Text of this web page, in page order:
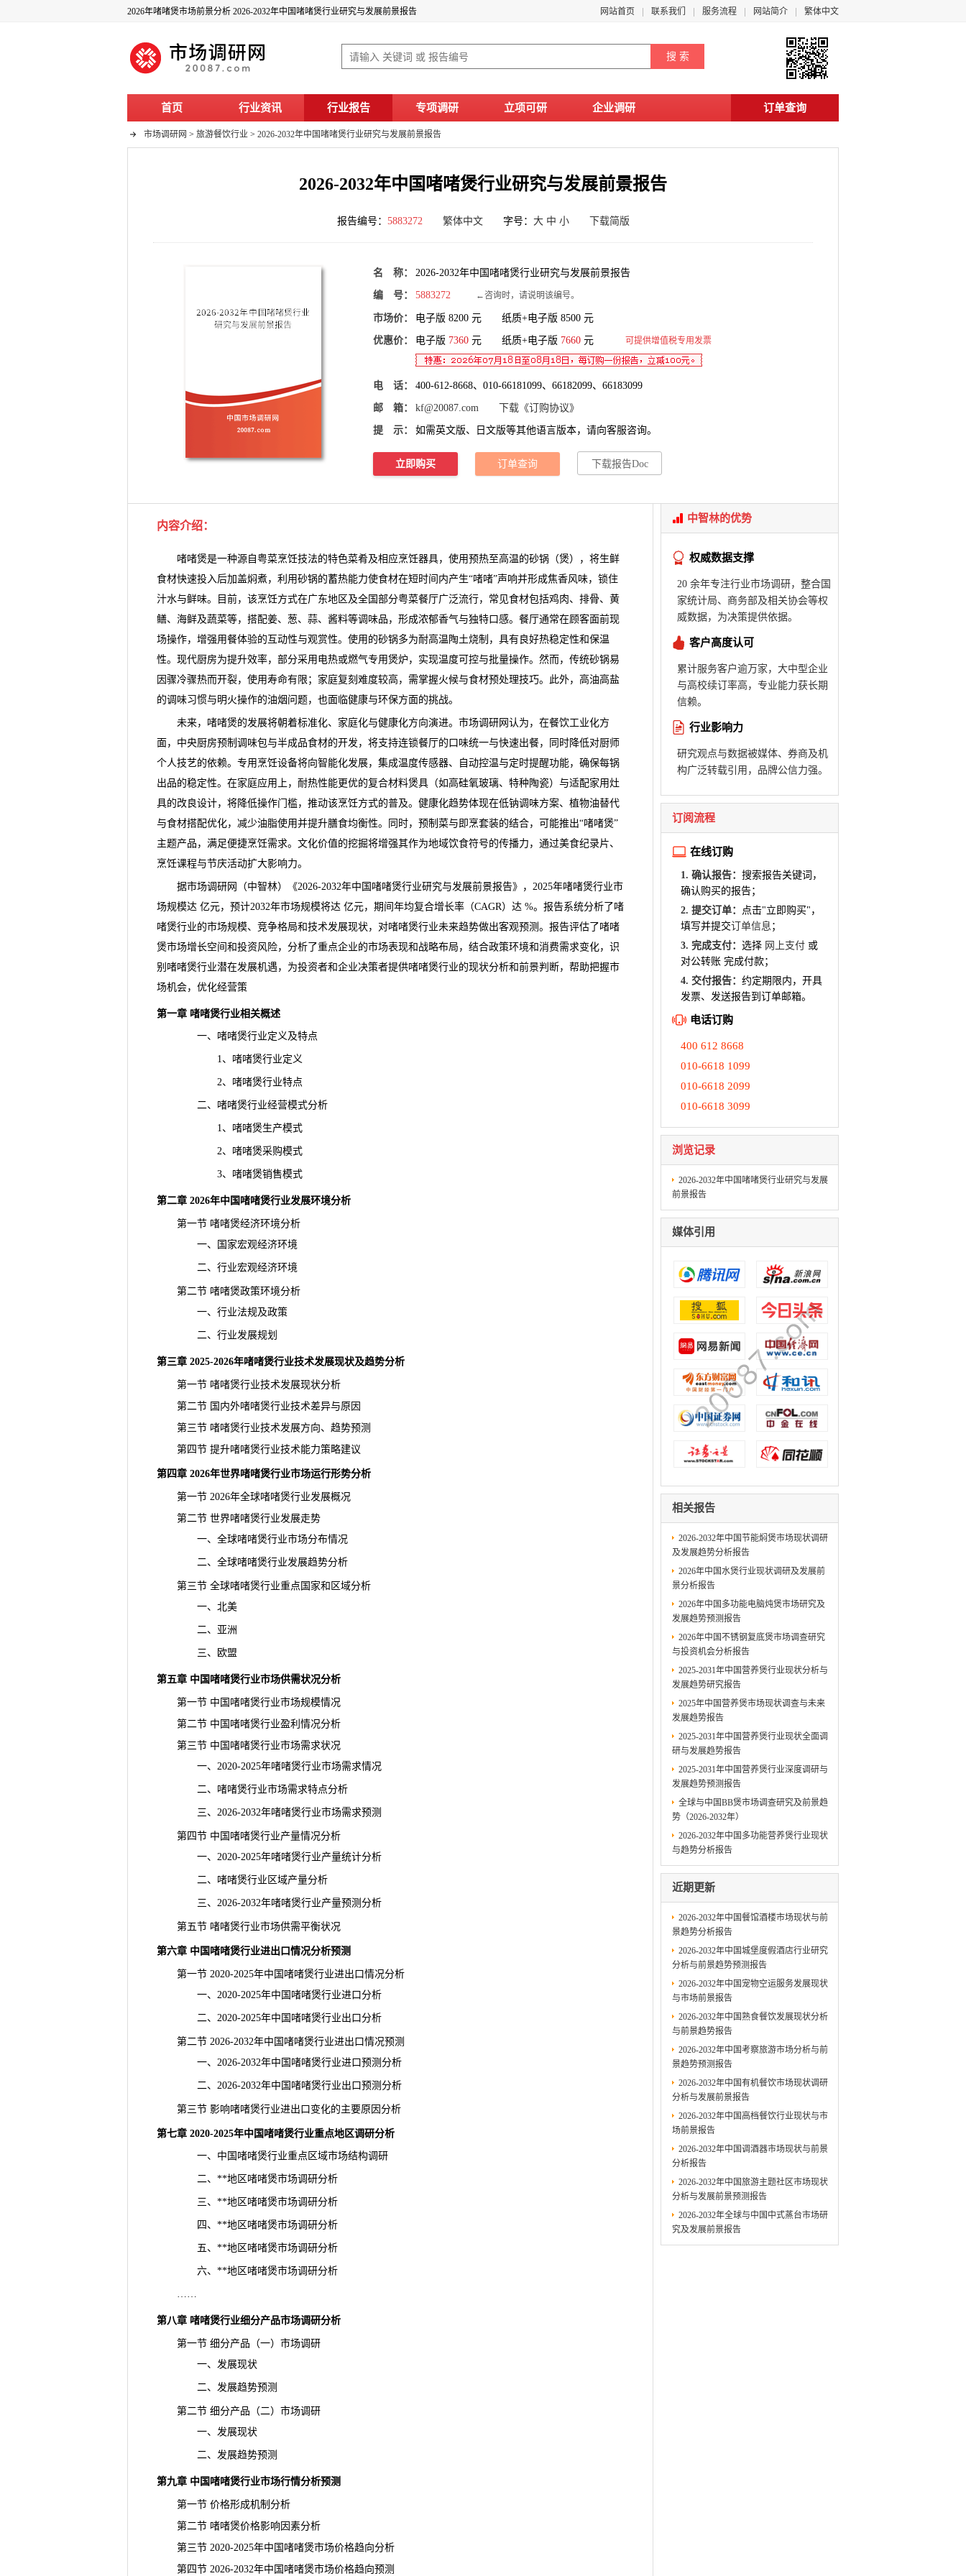
2026年啫啫煲市场前景分析 2026-2032年中国啫啫煲行业研究与发展前景报告 网站首页 联系我们 服务流程 网站简介 繁体中文
首页 行业资讯 行业报告 专项调研 立项可研 企业调研 订单查询
市场调研网 > 旅游餐饮行业 > 2026-2032年中国啫啫煲行业研究与发展前景报告
2026-2032年中国啫啫煲行业研究与发展前景报告
报告编号： 5883272 繁体中文字号： 大 中 小 下载简版
名 称： 2026-2032年中国啫啫煲行业研究与发展前景报告
编 号： 5883272 ←咨询时，请说明该编号。
市场价： 电子版 8200 元 纸质+电子版 8500 元
优惠价： 电子版 7360 元 纸质+电子版 7660 元 可提供增值税专用发票
电 话： 400-612-8668、010-66181099、66182099、66183099
邮 箱： kf@20087.com 下载《订购协议》
提 示： 如需英文版、日文版等其他语言版本，请向客服咨询。
立即购买 订单查询 下载报告Doc
内容介绍：
啫啫煲是一种源自粤菜烹饪技法的特色菜肴及相应烹饪器具，使用预热至高温的砂锅（煲），将生鲜
食材快速投入后加盖焖煮，利用砂锅的蓄热能力使食材在短时间内产生“啫啫”声响并形成焦香风味，锁住
汁水与鲜味。目前，该烹饪方式在广东地区及全国部分粤菜餐厅广泛流行，常见食材包括鸡肉、排骨、黄
鳝、海鲜及蔬菜等，搭配姜、葱、蒜、酱料等调味品，形成浓郁香气与独特口感。餐厅通常在顾客面前现
场操作，增强用餐体验的互动性与观赏性。使用的砂锅多为耐高温陶土烧制，具有良好热稳定性和保温
性。现代厨房为提升效率，部分采用电热或燃气专用煲炉，实现温度可控与批量操作。然而，传统砂锅易
因骤冷骤热而开裂，使用寿命有限；家庭复刻难度较高，需掌握火候与食材预处理技巧。此外，高油高盐
的调味习惯与明火操作的油烟问题，也面临健康与环保方面的挑战。
未来，啫啫煲的发展将朝着标准化、家庭化与健康化方向演进。 市场调研网 认为，在餐饮工业化方
面，中央厨房预制调味包与半成品食材的开发，将支持连锁餐厅的口味统一与快速出餐，同时降低对厨师
个人技艺的依赖。专用烹饪设备将向智能化发展，集成温度传感器、自动控温与定时提醒功能，确保每锅
出品的稳定性。在家庭应用上，耐热性能更优的复合材料煲具（如高硅氧玻璃、特种陶瓷）与适配家用灶
具的改良设计，将降低操作门槛，推动该烹饪方式的普及。健康化趋势体现在低钠调味方案、植物油替代
与食材搭配优化，减少油脂使用并提升膳食均衡性。同时，预制菜与即烹套装的结合，可能推出“啫啫煲”
主题产品，满足便捷烹饪需求。文化价值的挖掘将增强其作为地域饮食符号的传播力，通过美食纪录片、
烹饪课程与节庆活动扩大影响力。
据市场调研网（中智林）《2026-2032年中国啫啫煲行业研究与发展前景报告》，2025年啫啫煲行业市
场规模达 亿元，预计2032年市场规模将达 亿元，期间年均复合增长率（CAGR）达 %。报告系统分析了啫
啫煲行业的市场规模、竞争格局和技术发展现状，对啫啫煲行业未来趋势做出客观预测。报告评估了啫啫
煲市场增长空间和投资风险，分析了重点企业的市场表现和战略布局，结合政策环境和消费需求变化，识
别啫啫煲行业潜在发展机遇，为投资者和企业决策者提供啫啫煲行业的现状分析和前景判断，帮助把握市
场机会，优化经营策
第一章 啫啫煲行业相关概述
一、啫啫煲行业定义及特点
1、啫啫煲行业定义
2、啫啫煲行业特点
二、啫啫煲行业经营模式分析
1、啫啫煲生产模式
2、啫啫煲采购模式
3、啫啫煲销售模式
第二章 2026年中国啫啫煲行业发展环境分析
第一节 啫啫煲经济环境分析
一、国家宏观经济环境
二、行业宏观经济环境
第二节 啫啫煲政策环境分析
一、行业法规及政策
二、行业发展规划
第三章 2025-2026年啫啫煲行业技术发展现状及趋势分析
第一节 啫啫煲行业技术发展现状分析
第二节 国内外啫啫煲行业技术差异与原因
第三节 啫啫煲行业技术发展方向、趋势预测
第四节 提升啫啫煲行业技术能力策略建议
第四章 2026年世界啫啫煲行业市场运行形势分析
第一节 2026年全球啫啫煲行业发展概况
第二节 世界啫啫煲行业发展走势
一、全球啫啫煲行业市场分布情况
二、全球啫啫煲行业发展趋势分析
第三节 全球啫啫煲行业重点国家和区域分析
一、北美
二、亚洲
三、欧盟
第五章 中国啫啫煲行业市场供需状况分析
第一节 中国啫啫煲行业市场规模情况
第二节 中国啫啫煲行业盈利情况分析
第三节 中国啫啫煲行业市场需求状况
一、2020-2025年啫啫煲行业市场需求情况
二、啫啫煲行业市场需求特点分析
三、2026-2032年啫啫煲行业市场需求预测
第四节 中国啫啫煲行业产量情况分析
一、2020-2025年啫啫煲行业产量统计分析
二、啫啫煲行业区域产量分析
三、2026-2032年啫啫煲行业产量预测分析
第五节 啫啫煲行业市场供需平衡状况
第六章 中国啫啫煲行业进出口情况分析预测
第一节 2020-2025年中国啫啫煲行业进出口情况分析
一、2020-2025年中国啫啫煲行业进口分析
二、2020-2025年中国啫啫煲行业出口分析
第二节 2026-2032年中国啫啫煲行业进出口情况预测
一、2026-2032年中国啫啫煲行业进口预测分析
二、2026-2032年中国啫啫煲行业出口预测分析
第三节 影响啫啫煲行业进出口变化的主要原因分析
第七章 2020-2025年中国啫啫煲行业重点地区调研分析
一、中国啫啫煲行业重点区域市场结构调研
二、**地区啫啫煲市场调研分析
三、**地区啫啫煲市场调研分析
四、**地区啫啫煲市场调研分析
五、**地区啫啫煲市场调研分析
六、**地区啫啫煲市场调研分析
……
第八章 啫啫煲行业细分产品市场调研分析
第一节 细分产品（一）市场调研
一、发展现状
二、发展趋势预测
第二节 细分产品（二）市场调研
一、发展现状
二、发展趋势预测
第九章 中国啫啫煲行业市场行情分析预测
第一节 价格形成机制分析
第二节 啫啫煲价格影响因素分析
第三节 2020-2025年中国啫啫煲市场价格趋向分析
第四节 2026-2032年中国啫啫煲市场价格趋向预测
中智林的优势
权威数据支撑
20 余年专注行业市场调研，整合国
家统计局、商务部及相关协会等权
威数据，为决策提供依据。
客户高度认可
累计服务客户逾万家，大中型企业
与高校续订率高，专业能力获长期
信赖。
行业影响力
研究观点与数据被媒体、券商及机
构广泛转载引用，品牌公信力强。
订阅流程
在线订购
1. 确认报告： 搜索报告关键词，
确认购买的报告；
2. 提交订单： 点击"立即购买"，
填写并提交订单信息 ；
3. 完成支付： 选择 网上支付 或
对公转账 完成付款；
4. 交付报告： 约定期限内，开具
发票、发送报告到订单邮箱。
电话订购
400 612 8668
010-6618 1099
010-6618 2099
010-6618 3099
浏览记录
2026-2032年中国啫啫煲行业研究与发展
前景报告
媒体引用
相关报告
2026-2032年中国节能焖煲市场现状调研
及发展趋势分析报告
2026年中国水煲行业现状调研及发展前
景分析报告
2026年中国多功能电脑炖煲市场研究及
发展趋势预测报告
2026年中国不锈钢复底煲市场调查研究
与投资机会分析报告
2025-2031年中国营养煲行业现状分析与
发展趋势研究报告
2025年中国营养煲市场现状调查与未来
发展趋势报告
2025-2031年中国营养煲行业现状全面调
研与发展趋势报告
2025-2031年中国营养煲行业深度调研与
发展趋势预测报告
全球与中国BB煲市场调查研究及前景趋
势（2026-2032年）
2026-2032年中国多功能营养煲行业现状
与趋势分析报告
近期更新
2026-2032年中国餐馆酒楼市场现状与前
景趋势分析报告
2026-2032年中国城堡度假酒店行业研究
分析与前景趋势预测报告
2026-2032年中国宠物空运服务发展现状
与市场前景报告
2026-2032年中国熟食餐饮发展现状分析
与前景趋势报告
2026-2032年中国考察旅游市场分析与前
景趋势预测报告
2026-2032年中国有机餐饮市场现状调研
分析与发展前景报告
2026-2032年中国高档餐饮行业现状与市
场前景报告
2026-2032年中国调酒器市场现状与前景
分析报告
2026-2032年中国旅游主题社区市场现状
分析与发展前景预测报告
2026-2032年全球与中国中式蒸台市场研
究及发展前景报告